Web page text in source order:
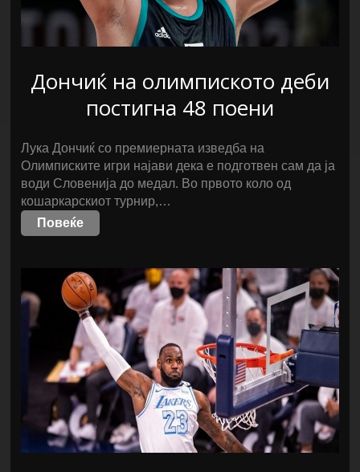
Дончиќ на олимпиското деби
постигна 48 поени
Лука Дончиќ со премиерната изведба на
Олимписките игри најави дека е подготвен сам да ја
води Словенија до медал. Во првото коло од
кошаркарскиот турнир,…
Повеќе